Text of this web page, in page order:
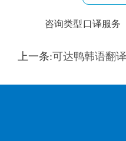
咨询类型口译服务
训翻译
上一条:可达鸭韩语翻